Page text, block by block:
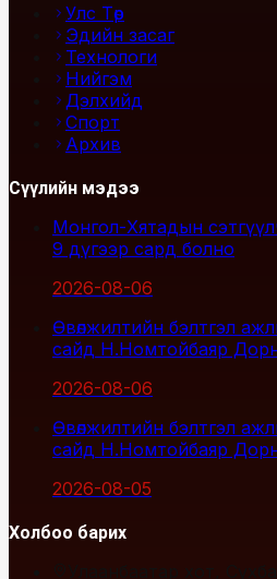
Улс Төр
Эдийн засаг
Технологи
Нийгэм
Дэлхийд
Спорт
Архив
Сүүлийн мэдээ
Монгол-Хятадын
9 дүгээр сард болно
2026-08-06
Өвөлжилтийн бэлтгэл
сайд Н.Номтойбаяр
2026-08-06
Өвөлжилтийн бэлтгэл
сайд Н.Номтойбаяр
2026-08-05
Холбоо барих